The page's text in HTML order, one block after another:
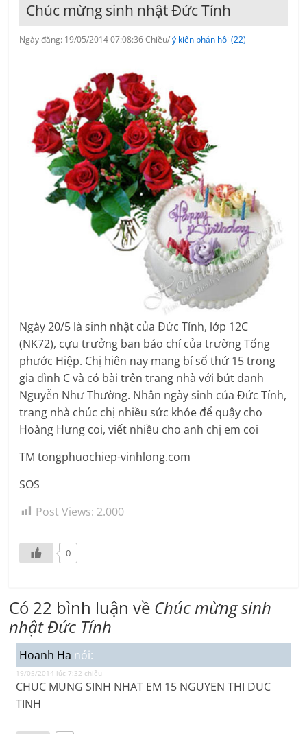
Chúc mừng sinh nhật Đức Tính
Ngày đăng: 19/05/2014 07:08:36 Chiều/ý kiến phản hồi (22)
Ngày 20/5 là sinh nhật của Đức Tính, lớp 12C
(NK72), cựu trưởng ban báo chí của trường Tống
phước Hiệp. Chị hiên nay mang bí số thứ 15 trong
gia đình C và có bài trên trang nhà với bút danh
Nguyễn Như Thường. Nhân ngày sinh của Đức Tính,
trang nhà chúc chị nhiều sức khỏe để quậy cho
Hoàng Hưng coi, viết nhiều cho anh chị em coi
TM tongphuochiep-vinhlong.com
SOS
Post Views: 2.000
0
Có 22 bình luận về Chúc mừng sinh
nhật Đức Tính
Hoanh Ha nói:
19/05/2014 lúc 7:32 chiều
CHUC MUNG SINH NHAT EM 15 NGUYEN THI DUC
TINH